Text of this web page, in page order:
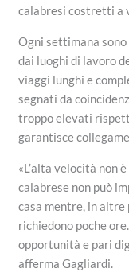
calabresi costretti a
Ogni settimana
dai luoghi di lavoro
viaggi lunghi e
segnati da
troppo elevati
garantisce
«L’alta velocità non
calabrese non può
casa mentre, in
richiedono poche
opportunità e pari
afferma Gagliardi.